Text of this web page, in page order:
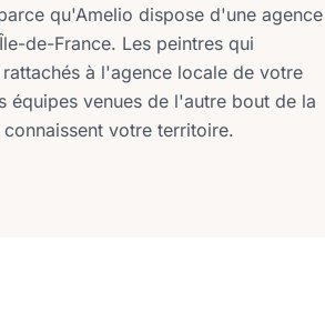
qu'Amelio dispose d'une agence
de-France. Les peintres qui
à l'agence locale de votre
venues de l'autre bout de la
votre territoire.